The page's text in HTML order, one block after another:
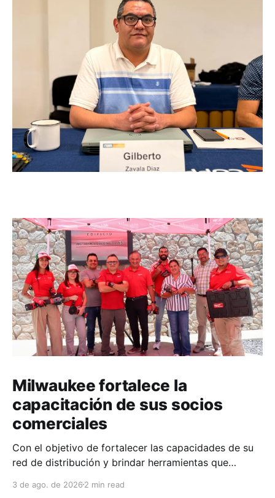
Milwaukee fortalece la
capacitación de sus socios
comerciales
Con el objetivo de fortalecer las capacidades de su
red de distribución y brindar herramientas que
técnico, Milwaukee llevó a cabo una capacitación
3 de ago. de 2026 2 min read